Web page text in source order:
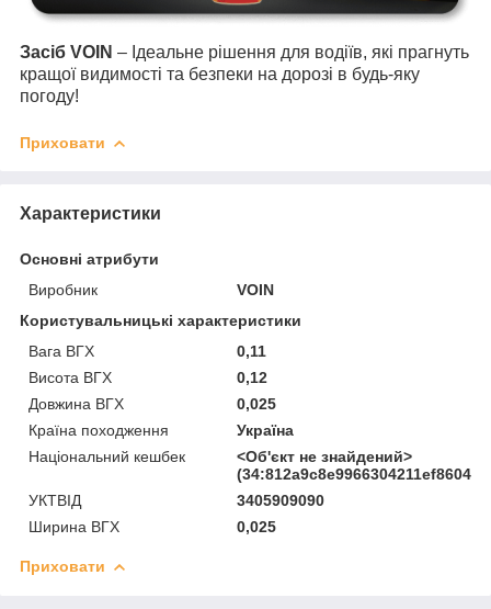
Засіб VOIN – Ідеальне рішення для водіїв, які прагнуть
кращої видимості та безпеки на дорозі в будь-яку
погоду!
Приховати
Характеристики
Основні атрибути
Виробник
VOIN
Користувальницькі характеристики
Вага ВГХ
0,11
Висота ВГХ
0,12
Довжина ВГХ
0,025
Країна походження
Україна
Національний кешбек
<Об'єкт не знайдений>
УКТВІД
3405909090
Ширина ВГХ
0,025
Приховати